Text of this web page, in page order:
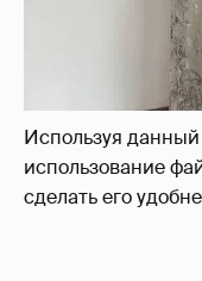
Используя данный
использование
сделать его